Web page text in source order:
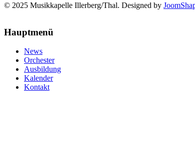
© 2025 Musikkapelle Illerberg/Thal. Designed by
Hauptmenü
News
Orchester
Ausbildung
Kalender
Kontakt